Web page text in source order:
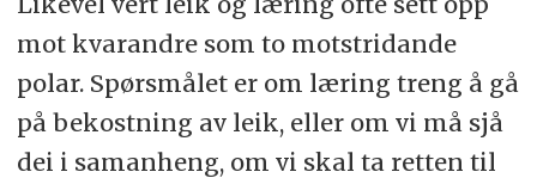
mot kvarandre som to motstridande
polar. Spørsmålet er om læring treng å gå
på bekostning av leik, eller om vi må sjå
dei i samanheng, om vi skal ta retten til